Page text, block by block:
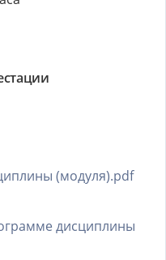
(модуля).pdf
дисциплины